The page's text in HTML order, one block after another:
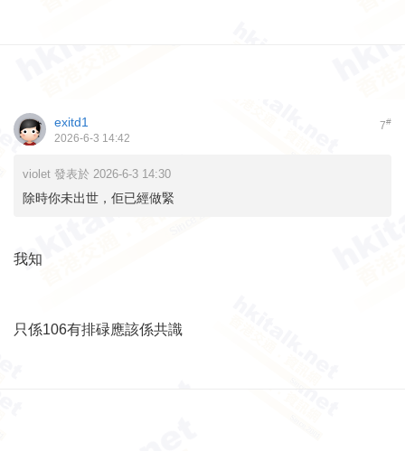
7#
exitd1
2026-6-3 14:42
violet 發表於 2026-6-3 14:30
除時你未出世，佢已經做緊
我知
只係106有排碌應該係共識